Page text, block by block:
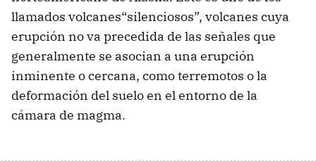
llamados volcanes“silenciosos”, volcanes cuya
erupción no va precedida de las señales que
generalmente se asocian a una erupción
inminente o cercana, como terremotos o la
deformación del suelo en el entorno de la
cámara de magma.